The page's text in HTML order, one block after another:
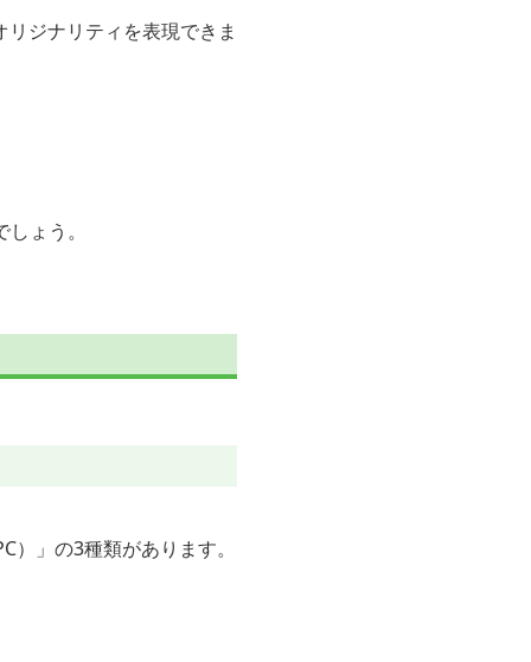
ジナリティを表現できま
ょう。
」の3種類があります。